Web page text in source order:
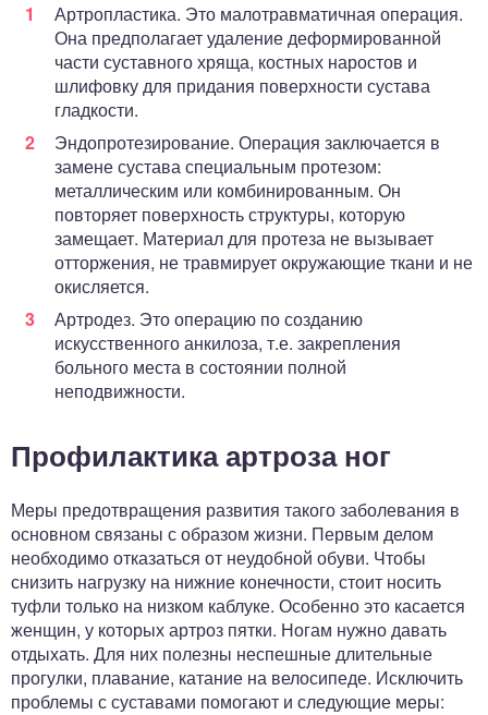
Артропластика. Это малотравматичная операция.
Она предполагает удаление деформированной
части суставного хряща, костных наростов и
шлифовку для придания поверхности сустава
гладкости.
Эндопротезирование. Операция заключается в
замене сустава специальным протезом:
металлическим или комбинированным. Он
повторяет поверхность структуры, которую
замещает. Материал для протеза не вызывает
отторжения, не травмирует окружающие ткани и не
окисляется.
Артродез. Это операцию по созданию
искусственного анкилоза, т.е. закрепления
больного места в состоянии полной
неподвижности.
Профилактика артроза ног
Меры предотвращения развития такого заболевания в
основном связаны с образом жизни. Первым делом
необходимо отказаться от неудобной обуви. Чтобы
снизить нагрузку на нижние конечности, стоит носить
туфли только на низком каблуке. Особенно это касается
женщин, у которых артроз пятки. Ногам нужно давать
отдыхать. Для них полезны неспешные длительные
прогулки, плавание, катание на велосипеде. Исключить
проблемы с суставами помогают и следующие меры: